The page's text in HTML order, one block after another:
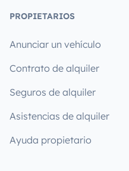
PROPIETARIOS
Anunciar un vehículo
Contrato de alquiler
Seguros de alquiler
Asistencias de alquiler
Ayuda propietario